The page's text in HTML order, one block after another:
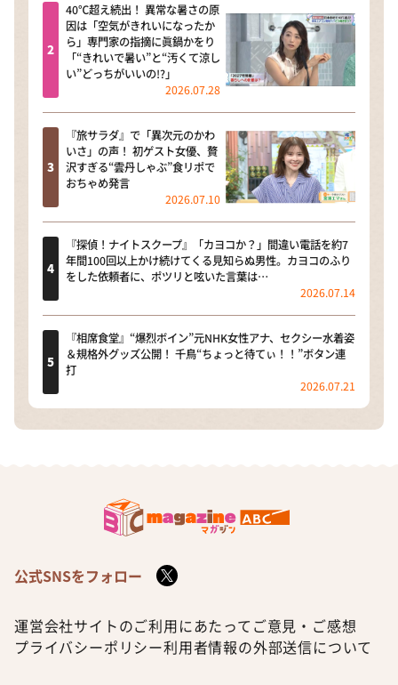
40℃超え続出！ 異常な暑さの原
因は「空気がきれいになったか
ら」専門家の指摘に眞鍋かをり
「“きれいで暑い”と“汚くて涼し
い”どっちがいいの!?」
2026.07.28
『旅サラダ』で「異次元のかわ
いさ」の声！ 初ゲスト女優、贅
沢すぎる“雲丹しゃぶ”食リポで
おちゃめ発言
2026.07.10
『探偵！ナイトスクープ』「カヨコか？」間違い電話を約7
年間100回以上かけ続けてくる見知らぬ男性。カヨコのふり
をした依頼者に、ポツリと呟いた言葉は…
2026.07.14
『相席食堂』“爆烈ボイン”元NHK女性アナ、セクシー水着姿
＆規格外グッズ公開！ 千鳥“ちょっと待てぃ！！”ボタン連
打
2026.07.21
公式SNSをフォロー
運営会社サイトのご利用にあたって ご意見・ご感想
プライバシーポリシー利用者情報の外部送信について